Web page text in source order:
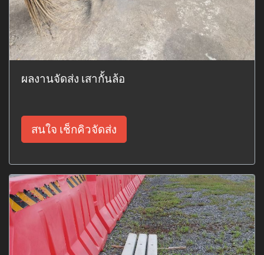
ผลงานจัดส่ง เสากั้นล้อ
สนใจ เช็กคิวจัดส่ง